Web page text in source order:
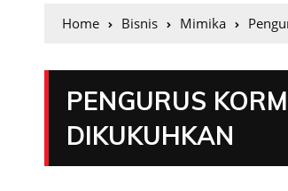
Home Bisnis Mimika
PENGURUS
DIKUKUHKAN